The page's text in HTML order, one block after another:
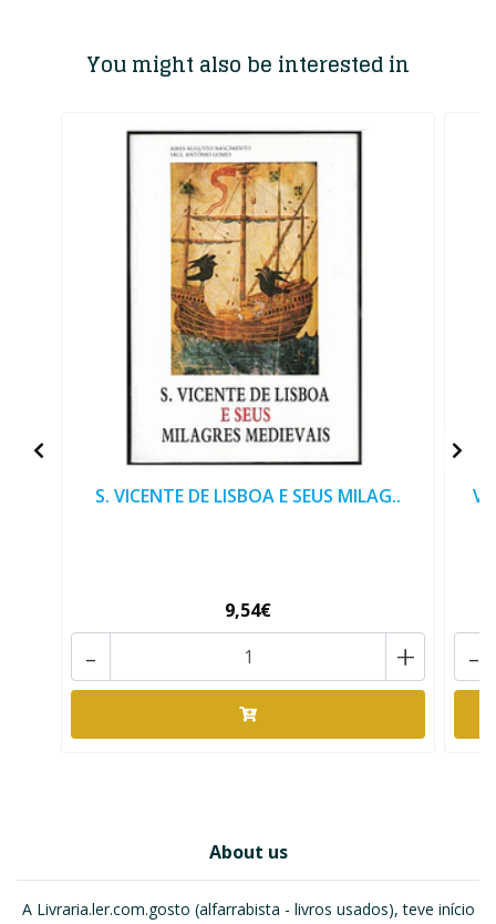
You might also be interested in
S. VICENTE DE LISBOA E SEUS MILAG..
9,54€
+
- -
About us
A Livraria.ler.com.gosto (alfarrabista - livros usados), teve início